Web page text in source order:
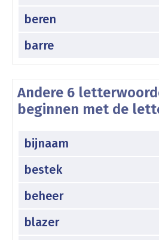
beren
barre
Andere 6
beginnen met de
bijnaam
bestek
beheer
blazer